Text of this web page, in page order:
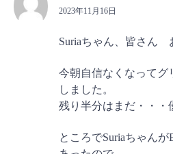
2023年11月16日
Suriaちゃん、皆さん
今朝自信なくなってグ
しました。
残り半分はまだ・・・
ところでSuriaちゃん